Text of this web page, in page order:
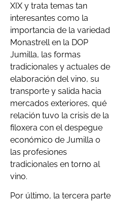
XIX y trata temas tan
interesantes como la
importancia de la variedad
Monastrell en la DOP
Jumilla, las formas
tradicionales y actuales de
elaboración del vino, su
transporte y salida hacia
mercados exteriores, qué
relación tuvo la crisis de la
filoxera con el despegue
económico de Jumilla o
las profesiones
tradicionales en torno al
vino.
Por último, la tercera parte